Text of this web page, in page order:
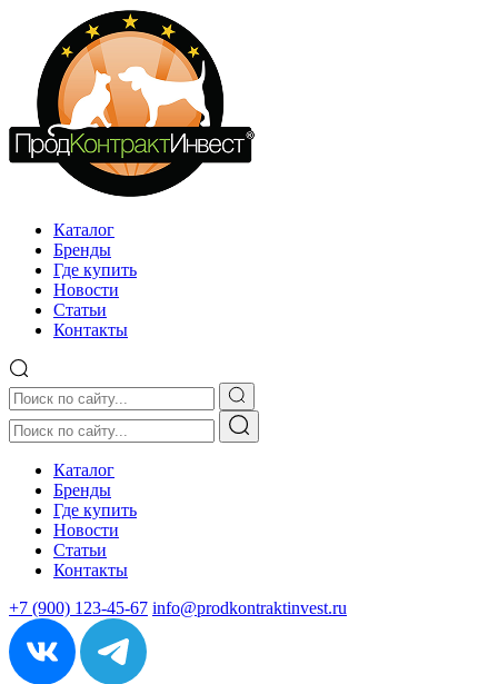
Каталог
Бренды
Где купить
Новости
Статьи
Контакты
Каталог
Бренды
Где купить
Новости
Статьи
Контакты
+7 (900) 123-45-67 info@prodkontraktinvest.ru